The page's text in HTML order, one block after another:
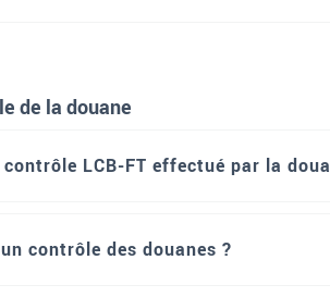
de la douane
LCB-FT effectué par la
contrôle des douanes ?